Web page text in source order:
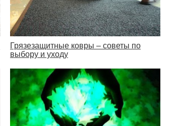
Грязезащитные ковры – советы по
выбору и уходу